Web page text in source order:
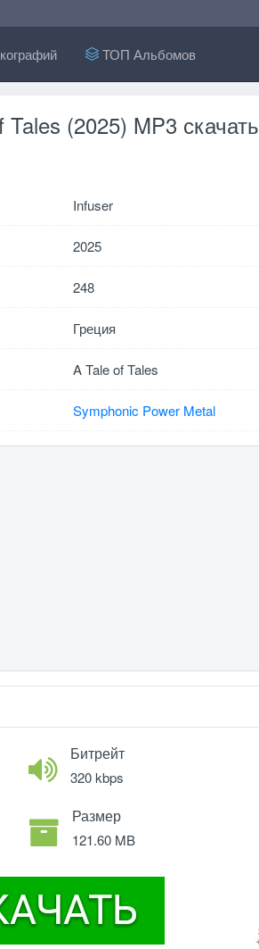
ТОП Альбомов
(2025) MP3 скачать
Infuser
2025
248
Греция
A Tale of Tales
Symphonic Power Metal
Битрейт
320 kbps
Размер
121.60 MB